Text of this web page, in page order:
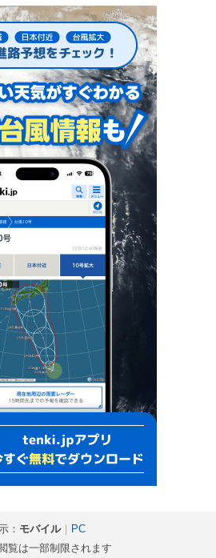
： モバイル｜
PC
覧は一部制限されます